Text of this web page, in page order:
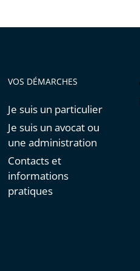
VOS DÉMARCHES
Je suis un particulier
Je suis un avocat ou
une administration
Contacts et
informations
pratiques